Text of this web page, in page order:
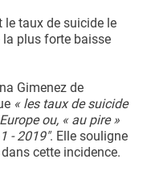
le taux de suicide le
la plus forte baisse
Gimenez de
« les taux de suicide
ou, « au pire »
- 2019". Elle souligne
cette incidence.